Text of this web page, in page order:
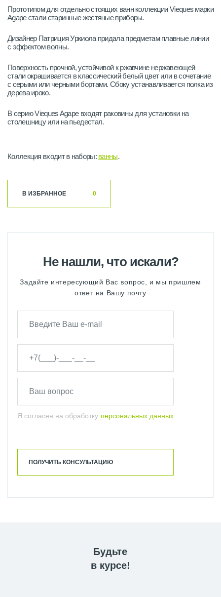
Прототипом для отдельно стоящих ванн коллекции Vieques марки
Agape стали старинные жестяные приборы.
Дизайнер Патриция Уркиола придала предметам плавные линии
с эффектом волны.
Поверхность прочной, устойчивой к ржавчине нержавеющей
стали окрашивается в классический белый цвет или в сочетание
с серыми или черными бортами. Сбоку устанавливается полка из
дерева ироко.
В серию Vieques Agape входят раковины для установки на
столешницу или на пьедестал.
Коллекция входит в наборы: ванны.
В ИЗБРАННОЕ 0
Не нашли, что искали?
Задайте интересующий Вас вопрос, и мы пришлем
ответ на Вашу почту
Я согласен на обработку персональных данных
ПОЛУЧИТЬ КОНСУЛЬТАЦИЮ
Будьте
в курсе!